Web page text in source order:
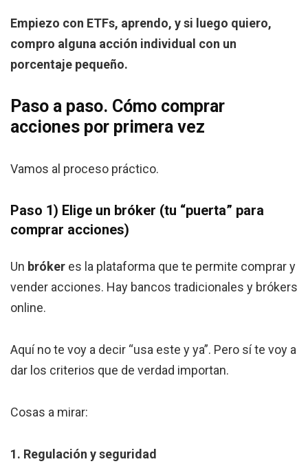
Empiezo con ETFs, aprendo, y si luego quiero,
compro alguna acción individual con un
porcentaje pequeño.
Paso a paso. Cómo comprar
acciones por primera vez
Vamos al proceso práctico.
Paso 1) Elige un bróker (tu “puerta” para
comprar acciones)
Un bróker es la plataforma que te permite comprar y
vender acciones. Hay bancos tradicionales y brókers
online.
Aquí no te voy a decir “usa este y ya”. Pero sí te voy a
dar los criterios que de verdad importan.
Cosas a mirar:
1. Regulación y seguridad